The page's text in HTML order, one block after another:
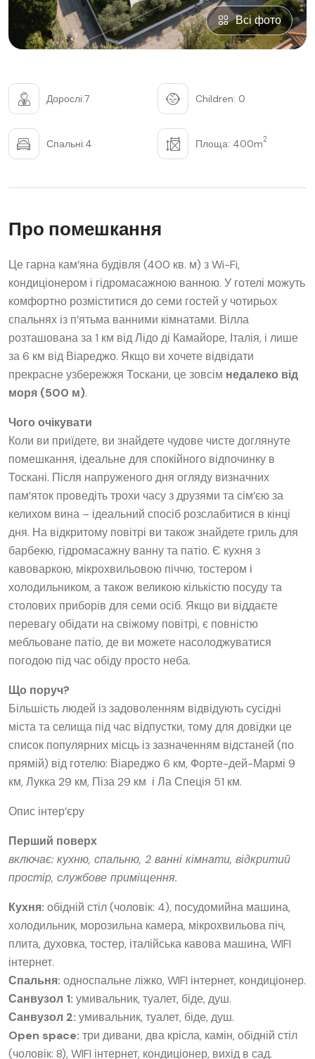
Всі фото
Дорослі:7 Children: 0
Спальні:4 Площа: 400m2
Про помешкання
Це гарна кам’яна будівля (400 кв. м) з Wi-Fi,
кондиціонером і гідромасажною ванною. У готелі можуть
комфортно розміститися до семи гостей у чотирьох
спальнях із п’ятьма ванними кімнатами. Вілла
розташована за 1 км від Лідо ді Камайоре, Італія, і лише
за 6 км від Віареджо. Якщо ви хочете відвідати
прекрасне узбережжя Тоскани, це зовсім недалеко від
моря (500 м).
Чого очікувати
Коли ви приїдете, ви знайдете чудове чисте доглянуте
помешкання, ідеальне для спокійного відпочинку в
Тоскані. Після напруженого дня огляду визначних
пам’яток проведіть трохи часу з друзями та сім’єю за
келихом вина – ідеальний спосіб розслабитися в кінці
дня. На відкритому повітрі ви також знайдете гриль для
барбекю, гідромасажну ванну та патіо. Є кухня з
кавоваркою, мікрохвильовою піччю, тостером і
холодильником, а також великою кількістю посуду та
столових приборів для семи осіб. Якщо ви віддаєте
перевагу обідати на свіжому повітрі, є повністю
мебльоване патіо, де ви можете насолоджуватися
погодою під час обіду просто неба.
Що поруч?
Більшість людей із задоволенням відвідують сусідні
міста та селища під час відпустки, тому для довідки це
список популярних місць із зазначенням відстаней (по
прямій) від готелю: Віареджо 6 км, Форте-дей-Мармі 9
км, Лукка 29 км, Піза 29 км і Ла Спеція 51 км.
Опис інтер’єру
Перший поверх
включає: кухню, спальню, 2 ванні кімнати, відкритий
простір, службове приміщення.
Кухня: обідній стіл (чоловік: 4), посудомийна машина,
холодильник, морозильна камера, мікрохвильова піч,
плита, духовка, тостер, італійська кавова машина, WIFI
інтернет.
Спальня: односпальне ліжко, WIFI інтернет, кондиціонер.
Санвузол 1: умивальник, туалет, біде, душ.
Санвузол 2: умивальник, туалет, біде, душ.
Open space: три дивани, два крісла, камін, обідній стіл
(чоловік: 8), WIFI інтернет, кондиціонер, вихід в сад.